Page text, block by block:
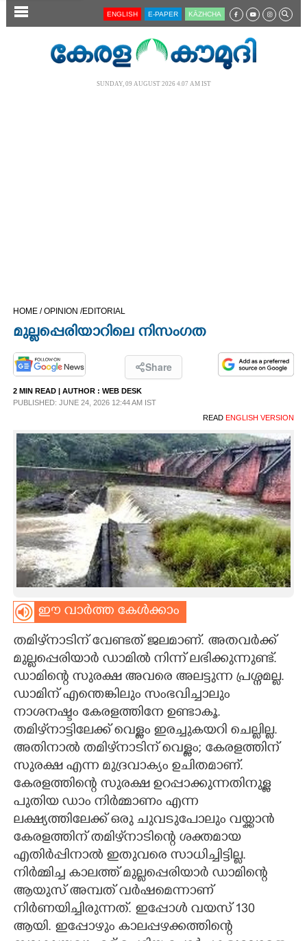
SECTIONS
OPINION
PHOTOS
LIFESTYLE
SPIRITUAL
INFO+
ART
CARTOONS
LITERATURE
ZOOM
ENGLISH E-PAPER KĀZHCHA
SUNDAY, 09 AUGUST 2026 4.07 AM IST
HOME /OPINION /EDITORIAL
മുല്ലപ്പെരിയാറിലെ നിസംഗത
Share
2 MIN READ | AUTHOR : WEB DESK
PUBLISHED: JUNE 24, 2026 12:44 AM IST
READ ENGLISH VERSION
ഈ വാർത്ത കേൾക്കാം
തമിഴ്‌നാടിന് വേണ്ടത് ജലമാണ്. അതവർക്ക്
മുല്ലപ്പെരിയാർ ഡാമിൽ നിന്ന് ലഭിക്കുന്നുണ്ട്.
ഡാമിന്റെ സുരക്ഷ അവരെ അലട്ടുന്ന പ്രശ്നമല്ല.
ഡാമിന് എന്തെങ്കിലും സംഭവിച്ചാലും
നാശനഷ്ടം കേരളത്തിനേ ഉണ്ടാകൂ.
തമിഴ്‌നാട്ടിലേക്ക് വെള്ളം ഇരച്ചുകയറി ചെല്ലില്ല.
അതിനാൽ തമിഴ്‌നാടിന് വെള്ളം; കേരളത്തിന്
സുരക്ഷ എന്ന മുദ്ര‌വാക്യം ഉചിതമാണ്.
കേരളത്തിന്റെ സുരക്ഷ ഉറപ്പാക്കുന്നതിനുള്ള
പുതിയ ഡാം നിർമ്മാണം എന്ന
ലക്ഷ്യത്തിലേക്ക് ഒരു ചുവടുപോലും വയ്ക്കാൻ
കേരളത്തിന് തമിഴ്‌നാടിന്റെ ശക്തമായ
എതിർപ്പിനാൽ ഇതുവരെ സാധിച്ചിട്ടില്ല.
നിർമ്മിച്ച കാലത്ത് മുല്ലപ്പെരിയാർ ഡാമിന്റെ
ആയുസ് അമ്പത് വർഷമെന്നാണ്
നിർണയിച്ചിരുന്നത്. ഇപ്പോൾ വയസ് 130
ആയി. ഇപ്പോഴും കാലപ്പഴക്കത്തിന്റെ